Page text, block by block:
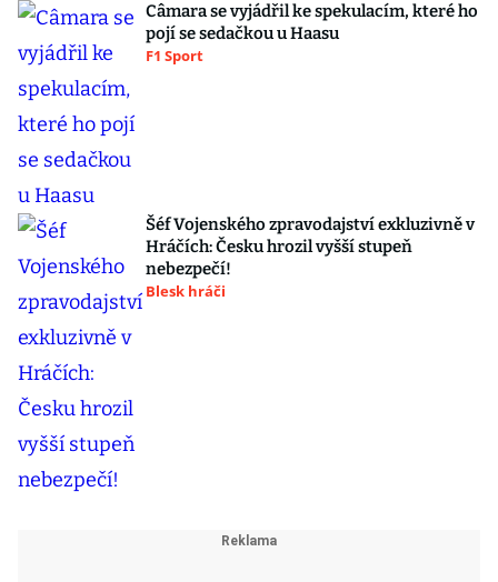
Câmara se vyjádřil ke spekulacím, které ho
pojí se sedačkou u Haasu
F1 Sport
Šéf Vojenského zpravodajství exkluzivně v
Hráčích: Česku hrozil vyšší stupeň
nebezpečí!
Blesk hráči